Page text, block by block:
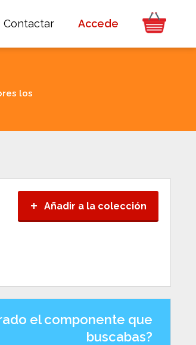
Contactar Accede
los
+ Añadir a la colección
el componente que
buscabas?